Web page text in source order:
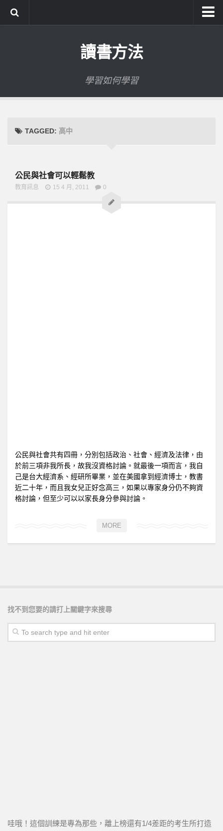
讀書方法
學習如何學習
TAGGED: 高中
公民與社會可以輕鬆教
教育訊息 15 4 月, 2011 0
公民與社會共有四冊，分別包括政治、社會、經濟及法律，由
於前三項非我所長，故我沒資格討論。就最後一項而言，我自
己是台大經濟系、經研所畢業，並在美國拿到經濟博士，教書
近二十年，而且我女兒正好念高三，如果以專家身分仍不夠資
格討論，但至少可以以家長身分參與討論。
MORE
找不到您要的請打上關鍵字來搜尋
哇哦！這個訓練是專為那些，離上榜還有1/4差距的考生所打造